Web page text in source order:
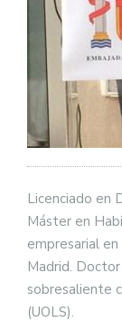
Licenciado en
Máster en
empresarial
Madrid.
sobresaliente
(UOLS).